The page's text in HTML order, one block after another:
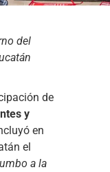
del
de
y
en
el
a la